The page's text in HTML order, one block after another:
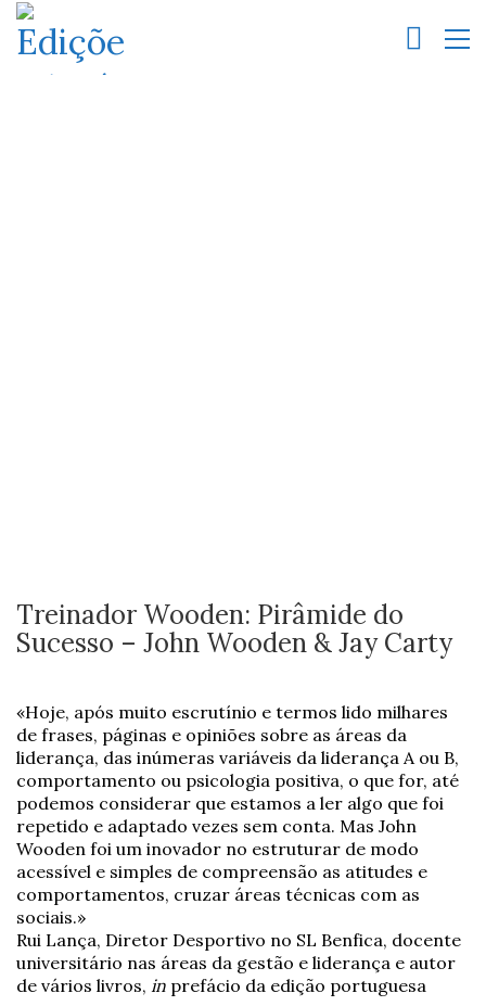
Treinador Wooden: Pirâmide do
Sucesso – John Wooden & Jay Carty
«Hoje, após muito escrutínio e termos lido milhares
de frases, páginas e opiniões sobre as áreas da
liderança, das inúmeras variáveis da liderança A ou B,
comportamento ou psicologia positiva, o que for, até
podemos considerar que estamos a ler algo que foi
repetido e adaptado vezes sem conta. Mas John
Wooden foi um inovador no estruturar de modo
acessível e simples de compreensão as atitudes e
comportamentos, cruzar áreas técnicas com as
sociais.»
Rui Lança, Diretor Desportivo no SL Benfica, docente
universitário nas áreas da gestão e liderança e autor
de vários livros, in prefácio da edição portuguesa